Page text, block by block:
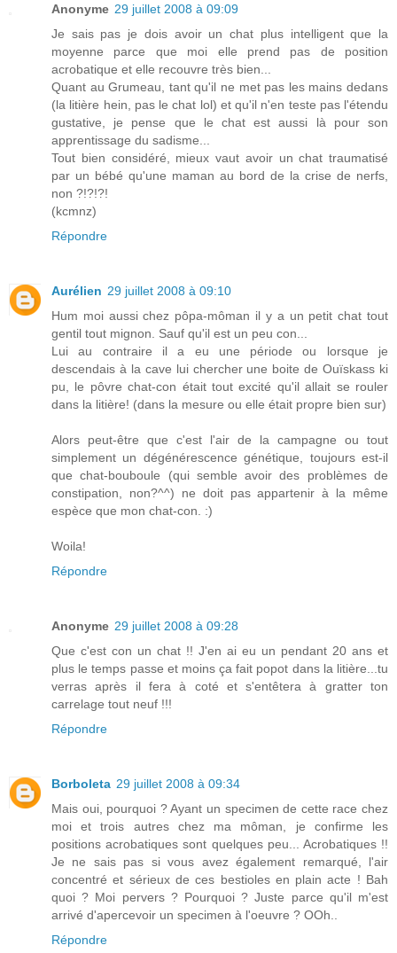
Anonyme 29 juillet 2008 à 09:09
Je sais pas je dois avoir un chat plus intelligent que la
moyenne parce que moi elle prend pas de position
acrobatique et elle recouvre très bien...
Quant au Grumeau, tant qu'il ne met pas les mains dedans
(la litière hein, pas le chat lol) et qu'il n'en teste pas l'étendu
gustative, je pense que le chat est aussi là pour son
apprentissage du sadisme...
Tout bien considéré, mieux vaut avoir un chat traumatisé
par un bébé qu'une maman au bord de la crise de nerfs,
non ?!?!?!
(kcmnz)
Répondre
Aurélien 29 juillet 2008 à 09:10
Hum moi aussi chez pôpa-môman il y a un petit chat tout
gentil tout mignon. Sauf qu'il est un peu con...
Lui au contraire il a eu une période ou lorsque je
descendais à la cave lui chercher une boite de Ouïskass ki
pu, le pôvre chat-con était tout excité qu'il allait se rouler
dans la litière! (dans la mesure ou elle était propre bien sur)
Alors peut-être que c'est l'air de la campagne ou tout
simplement un dégénérescence génétique, toujours est-il
que chat-bouboule (qui semble avoir des problèmes de
constipation, non?^^) ne doit pas appartenir à la même
espèce que mon chat-con. :)
Woila!
Répondre
Anonyme 29 juillet 2008 à 09:28
Que c'est con un chat !! J'en ai eu un pendant 20 ans et
plus le temps passe et moins ça fait popot dans la litière...tu
verras après il fera à coté et s'entêtera à gratter ton
carrelage tout neuf !!!
Répondre
Borboleta 29 juillet 2008 à 09:34
Mais oui, pourquoi ? Ayant un specimen de cette race chez
moi et trois autres chez ma môman, je confirme les
positions acrobatiques sont quelques peu... Acrobatiques !!
Je ne sais pas si vous avez également remarqué, l'air
concentré et sérieux de ces bestioles en plain acte ! Bah
quoi ? Moi pervers ? Pourquoi ? Juste parce qu'il m'est
arrivé d'apercevoir un specimen à l'oeuvre ? OOh..
Répondre